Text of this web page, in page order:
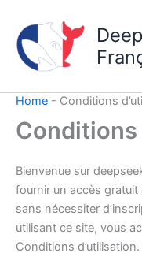
contenu
Home - Conditions
Conditions
Bienvenue sur
fournir un accès gratuit
sans nécessiter
utilisant ce site, vous
Conditions